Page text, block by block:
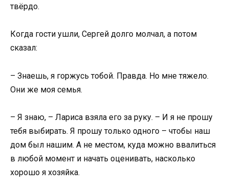
твёрдо.
Когда гости ушли, Сергей долго молчал, а потом
сказал:
– Знаешь, я горжусь тобой. Правда. Но мне тяжело.
Они же моя семья.
– Я знаю, – Лариса взяла его за руку. – И я не прошу
тебя выбирать. Я прошу только одного – чтобы наш
дом был нашим. А не местом, куда можно ввалиться
в любой момент и начать оценивать, насколько
хорошо я хозяйка.